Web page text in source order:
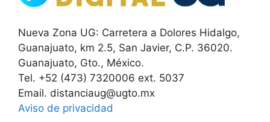
Nueva Zona UG: Carretera a Dolores Hidalgo,
Guanajuato, km 2.5, San Javier, C.P. 36020.
Guanajuato, Gto., México.
Tel. +52 (473) 7320006 ext. 5037
Email. distanciaug@ugto.mx
Aviso de privacidad